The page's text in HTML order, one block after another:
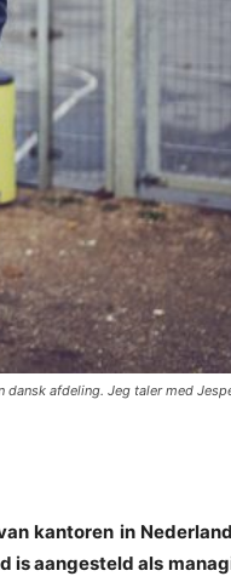
afdeling. Jeg taler med
kantoren in
is aangesteld als